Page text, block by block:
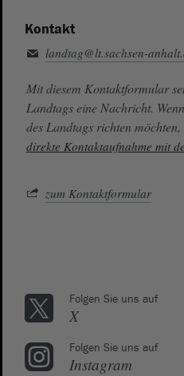
Kontakt
landtag@lt.sachsen-
Mit diesem Kontaktformular
Landtags eine Nachricht.
des Landtags richten
direkte Kontaktaufnahme mit
zum Kontaktformular
Folgen Sie uns auf
X
Folgen Sie uns auf
Instagram